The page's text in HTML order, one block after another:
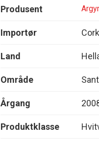
Produsent
Importør
Land
Område
Årgang
Produktklasse